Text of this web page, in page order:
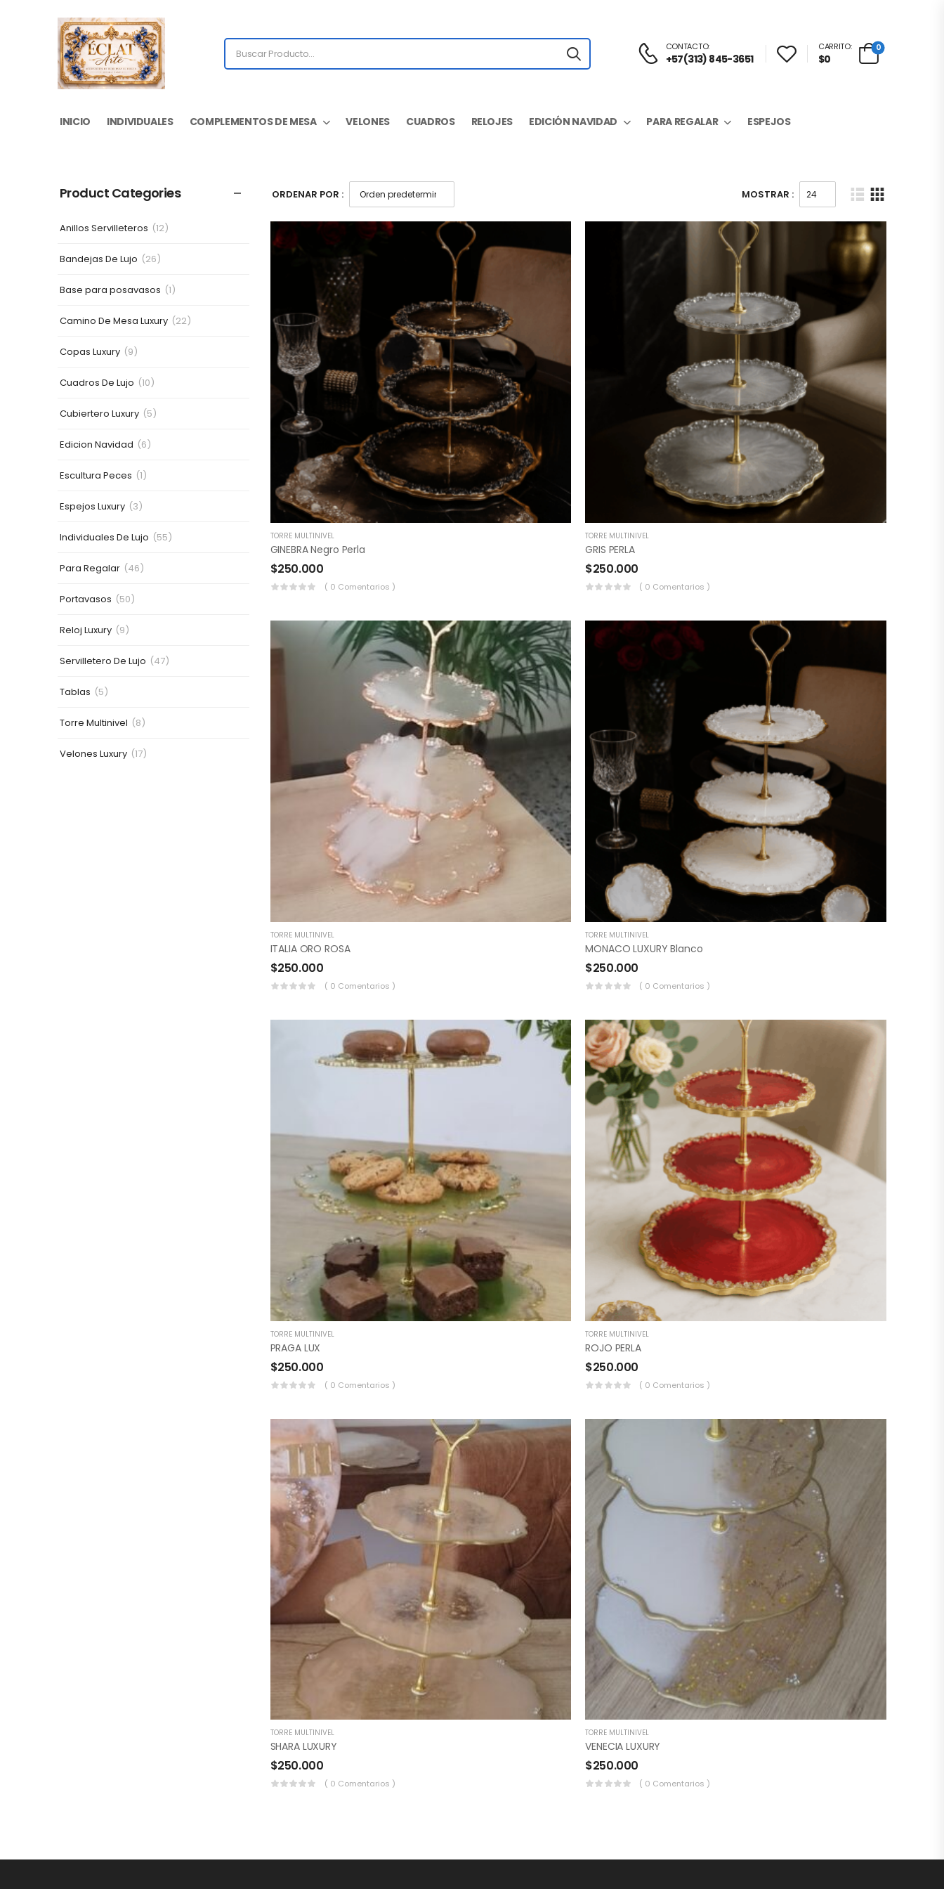
CONTACTO:
+57(313) 845-3651
CARRITO:
$0
0
INICIO INDIVIDUALES COMPLEMENTOS DE MESA VELONES CUADROS RELOJES EDICIÓN NAVIDAD PARA REGALAR ESPEJOS
Product Categories
Anillos Servilleteros (12)
Bandejas De Lujo (26)
Base para posavasos (1)
Camino De Mesa Luxury (22)
Copas Luxury (9)
Cuadros De Lujo (10)
Cubiertero Luxury (5)
Edicion Navidad (6)
Escultura Peces (1)
Espejos Luxury (3)
Individuales De Lujo (55)
Para Regalar (46)
Portavasos (50)
Reloj Luxury (9)
Servilletero De Lujo (47)
Tablas (5)
Torre Multinivel (8)
Velones Luxury (17)
ORDENAR POR : MOSTRAR :
TORRE MULTINIVEL
GINEBRA Negro Perla
$250.000
( 0 Comentarios )
TORRE MULTINIVEL
GRIS PERLA
$250.000
( 0 Comentarios )
TORRE MULTINIVEL
ITALIA ORO ROSA
$250.000
( 0 Comentarios )
TORRE MULTINIVEL
MONACO LUXURY Blanco
$250.000
( 0 Comentarios )
TORRE MULTINIVEL
PRAGA LUX
$250.000
( 0 Comentarios )
TORRE MULTINIVEL
ROJO PERLA
$250.000
( 0 Comentarios )
TORRE MULTINIVEL
SHARA LUXURY
$250.000
( 0 Comentarios )
TORRE MULTINIVEL
VENECIA LUXURY
$250.000
( 0 Comentarios )